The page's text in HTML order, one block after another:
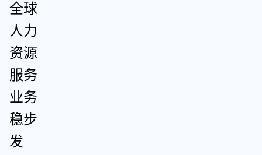
全球
人力
资源
服务
业务
稳步
发